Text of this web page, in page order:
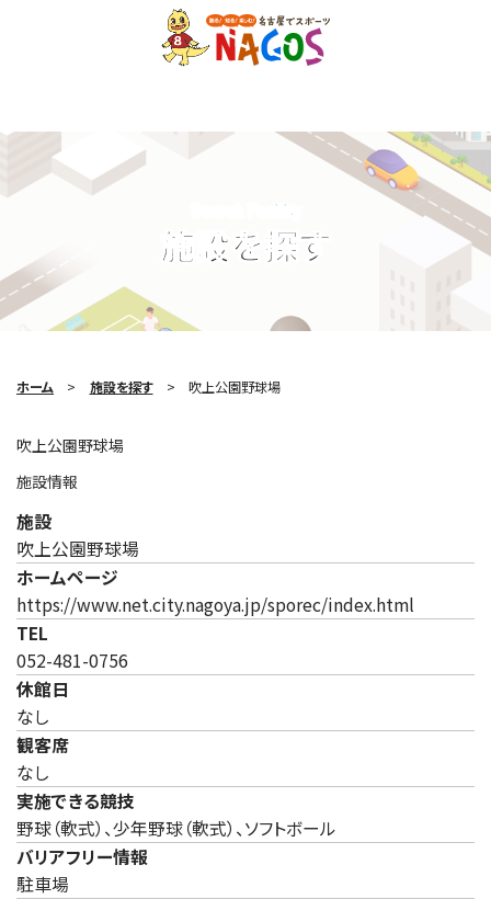
施設を探す
Search Facility
ホーム 施設を探す 吹上公園野球場
吹上公園野球場
施設情報
施設
吹上公園野球場
ホームページ
https://www.net.city.nagoya.jp/sporec/index.html
TEL
052-481-0756
休館日
なし
観客席
なし
実施できる競技
野球（軟式）、少年野球（軟式）、ソフトボール
バリアフリー情報
駐車場